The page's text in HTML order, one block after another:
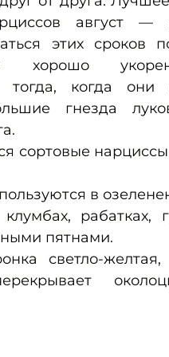
август —
этих сроков
тогда, когда они
гнезда
сортовые нарциссы
в
рабатках,
пятнами.
светло-желтая,